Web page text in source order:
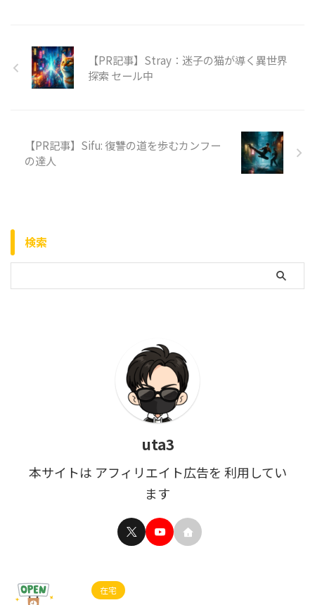
【PR記事】Stray：迷子の猫が導く異世界
探索 セール中
【PR記事】Sifu: 復讐の道を歩むカンフー
の達人
検索
uta3
本サイトは アフィリエイト広告を 利用してい
ます
在宅